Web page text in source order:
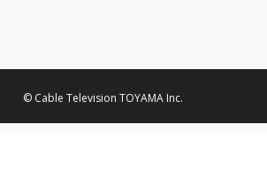
© Cable Television TOYAMA Inc.